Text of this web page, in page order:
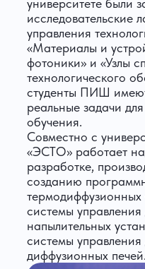
университете были
исследовательские
управления
«Материалы и
фотоники» и «Узлы
технологического
студенты ПИШ
реальные задачи
обучения.
Совместно с
«ЭСТО» работает
разработке,
созданию
термодиффузионных
системы
напылительных
системы управления
диффузионных печей.